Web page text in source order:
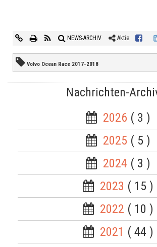
NEWS-ARCHIV Aktie:
Volvo Ocean Race 2017-2018
Nachrichten-
2026 ( 3 )
2025 ( 5 )
2024 ( 3 )
2023 ( 15 )
2022 ( 10 )
2021 ( 44 )